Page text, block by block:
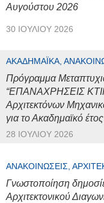
Αυγούστου 2026
30 ΙΟΥΛΊΟΥ 2026
ΑΚΑΔΗΜΑΪΚΆ,
Πρόγραμμα
“ΕΠΑΝΑΧΡΗΣΕΙΣ
Αρχιτεκτόνων
για το Ακαδημαϊκό
28 ΙΟΥΛΊΟΥ 2026
ΑΝΑΚΟΙΝΏΣΕΙΣ,
Γνωστοποίηση
Αρχιτεκτονικού